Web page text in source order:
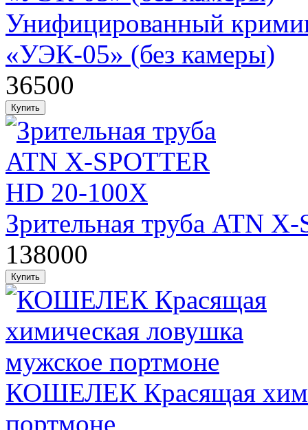
Унифицированный
«УЭК-05» (без камеры)
36500
Зрительная труба ATN
138000
КОШЕЛЕК Красящая
портмоне